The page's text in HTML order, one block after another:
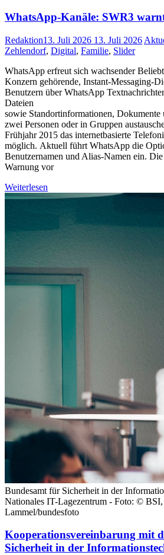
WhatsApp-Kanäle: SWR3
Redaktion13. Juli 2026 13. Juli 2026
Zehlendorf, Digital, Familie, Slider
WhatsApp erfreut sich wachsender
Konzern gehörende, Instant-Messaging-
Benutzern über WhatsApp
Dateien
sowie Standortinformationen,
zwei Personen oder in Gruppen
Frühjahr 2015 das internetbasierte
möglich. Aktuell führt WhatsApp die
Benutzernamen und Alias-Namen ein.
Warnung vor
Weiterlesen
Bundesamt für Sicherheit in der
Nationales IT-Lagezentrum - Foto: ©
Lammel/bundesfoto
Kooperationsvereinbarung mit
Sicherheit in der